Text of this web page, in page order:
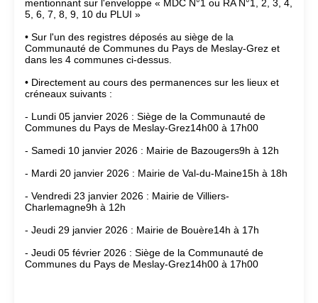
mentionnant sur l'enveloppe « MDC N°1 ou RA N°1, 2, 3, 4,
5, 6, 7, 8, 9, 10 du PLUI »
• Sur l'un des registres déposés au siège de la
Communauté de Communes du Pays de Meslay-Grez et
dans les 4 communes ci-dessus.
• Directement au cours des permanences sur les lieux et
créneaux suivants :
- Lundi 05 janvier 2026 : Siège de la Communauté de
Communes du Pays de Meslay-Grez14h00 à 17h00
- Samedi 10 janvier 2026 : Mairie de Bazougers9h à 12h
- Mardi 20 janvier 2026 : Mairie de Val-du-Maine15h à 18h
- Vendredi 23 janvier 2026 : Mairie de Villiers-
Charlemagne9h à 12h
- Jeudi 29 janvier 2026 : Mairie de Bouère14h à 17h
- Jeudi 05 février 2026 : Siège de la Communauté de
Communes du Pays de Meslay-Grez14h00 à 17h00